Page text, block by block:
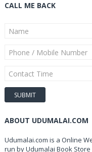
CALL ME BACK
ABOUT UDUMALAI.COM
Udumalai.com is a Online
run by Udumalai Book